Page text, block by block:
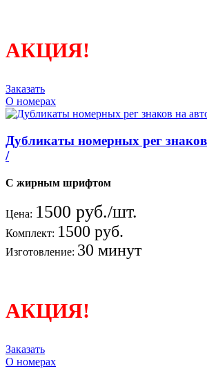
АКЦИЯ!
Заказать
О номерах
Дубликаты номерных рег
/
С жирным шрифтом
Цена: 1500 руб./шт.
Комплект: 1500 руб.
Изготовление: 30 минут
АКЦИЯ!
Заказать
О номерах